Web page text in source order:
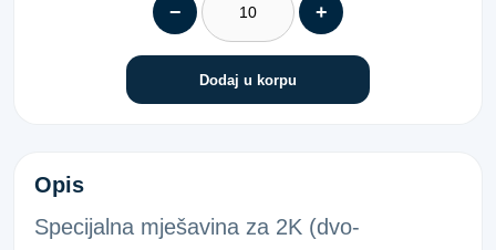
− +
Dodaj u korpu
STATIKMI. Tip R Q-16
Opis
Specijalna mješavina za 2K (dvo-